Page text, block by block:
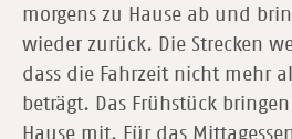
morgens zu Hause ab und
wieder zurück. Die Strecken
dass die Fahrzeit nicht mehr
beträgt. Das Frühstück
Hause mit. Für das